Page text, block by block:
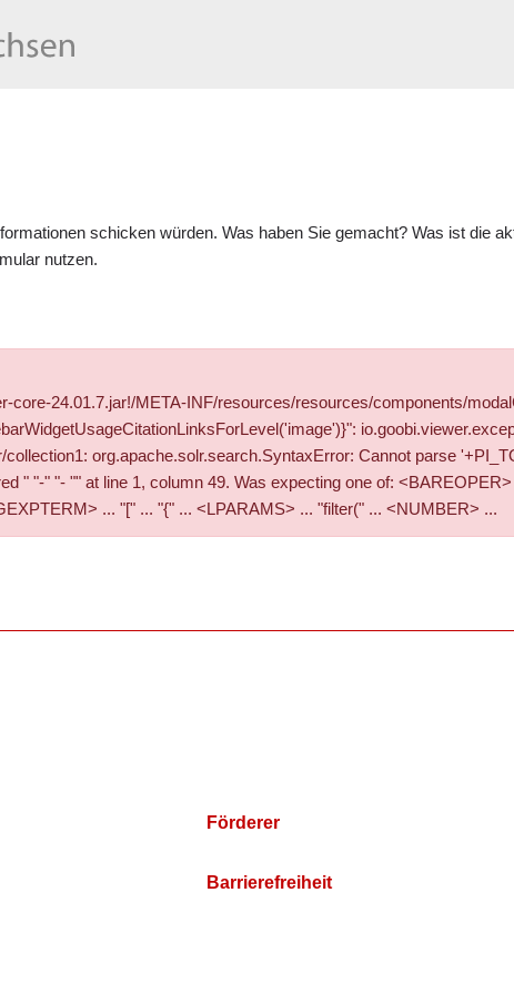
schicken würden. Was haben Sie gemacht? Was ist die
nutzen.
core-24.01.7.jar!/META-INF/resources/resources/components/
org.apache.solr.search.SyntaxError: Cannot parse
" "-" "- "" at line 1, column 49. Was expecting one of:
... "[" ... "{" ... <LPARAMS> ... "filter(" ... <NUMBER> ...
Förderer
Barrierefreiheit